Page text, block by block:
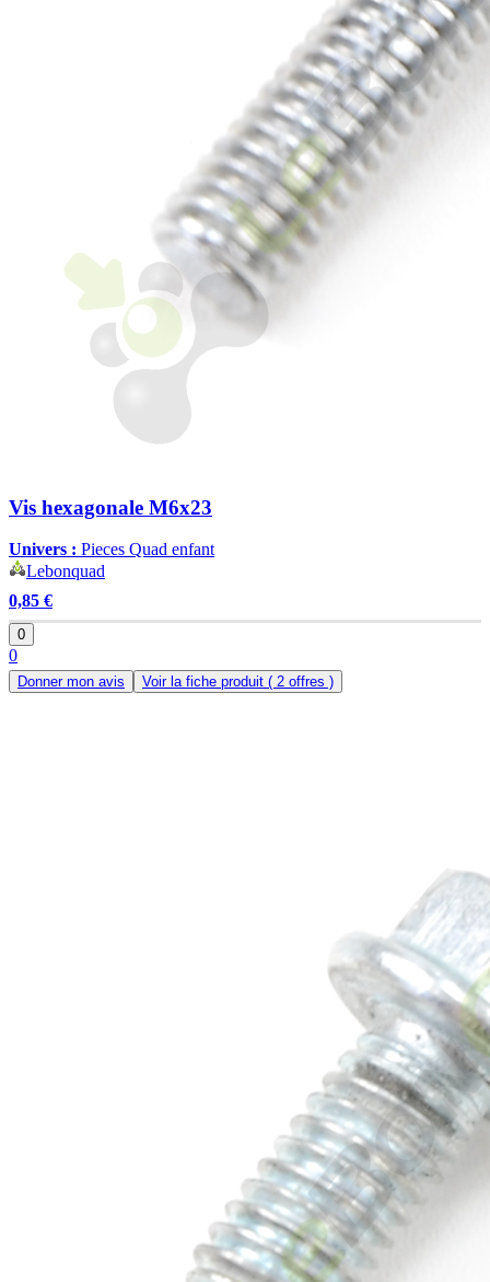
Vis hexagonale M6x23
Univers : Pieces Quad enfant
Lebonquad
0,85 €
0
0
Donner mon avis Voir la fiche produit ( 2 offres )